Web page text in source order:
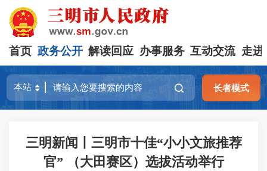
首页 政务公开 解读回应 办事服务 互动交流 走进
长者模式
三明新闻丨三明市十佳“小小文旅推荐
官” （大田赛区）选拔活动举行